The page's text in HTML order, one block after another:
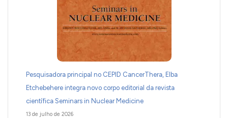
Pesquisadora principal no CEPID CancerThera, Elba
Etchebehere integra novo corpo editorial da revista
científica Seminars in Nuclear Medicine
13 de julho de 2026